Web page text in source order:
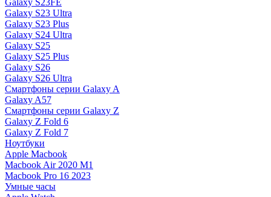
Galaxy S23FE
Galaxy S23 Ultra
Galaxy S23 Plus
Galaxy S24 Ultra
Galaxy S25
Galaxy S25 Plus
Galaxy S26
Galaxy S26 Ultra
Смартфоны серии Galaxy A
Galaxy A57
Смартфоны серии Galaxy Z
Galaxy Z Fold 6
Galaxy Z Fold 7
Ноутбуки
Apple Macbook
Macbook Air 2020 M1
Macbook Pro 16 2023
Умные часы